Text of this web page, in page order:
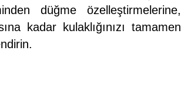
düğme özelleştirmelerine,
kadar kulaklığınızı tamamen